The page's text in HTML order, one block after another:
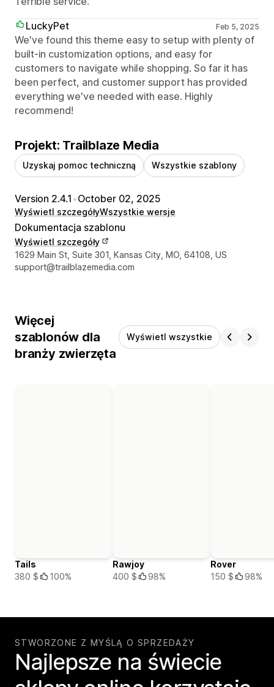
LuckyPet
Feb 5, 2025
We've found this theme easy to setup with plenty of
built-in customization options, and easy for
customers to navigate while shopping. So far it has
been perfect, and customer support has provided
everything we've needed with ease. Highly
recommend!
Projekt: Trailblaze Media
Uzyskaj pomoc techniczną Wszystkie szablony
Version 2.4.1 •October 02, 2025
Wyświetl szczegółyWszystkie wersje
Dokumentacja szablonu
Wyświetl szczegóły
Dane kontaktowe projektanta
1629 Main St, Suite 301, Kansas City, MO, 64108, US
support@trailblazemedia.com
Więcej
szablonów dla
branży zwierzęta
Wyświetl wszystkie
Tails
380 $
100%
Rawjoy
400 $
98%
Rover
150 $
98%
STWORZONE Z MYŚLĄ O SPRZEDAŻY
Najlepsze na świecie